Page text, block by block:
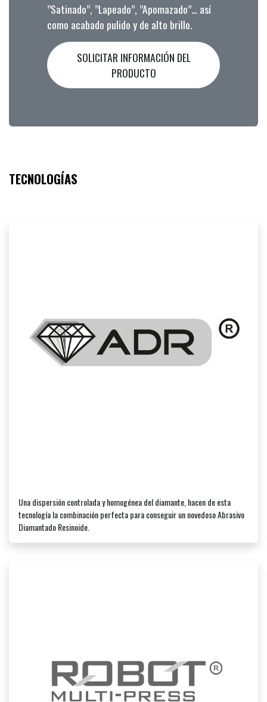
”Satinado”, ”Lapeado”, ”Apomazado”… así
como acabado pulido y de alto brillo.
SOLICITAR INFORMACIÓN DEL
PRODUCTO
TECNOLOGÍAS
Una dispersión controlada y homogénea del diamante, hacen de esta
tecnología la combinación perfecta para conseguir un novedoso Abrasivo
Diamantado Resinoide.